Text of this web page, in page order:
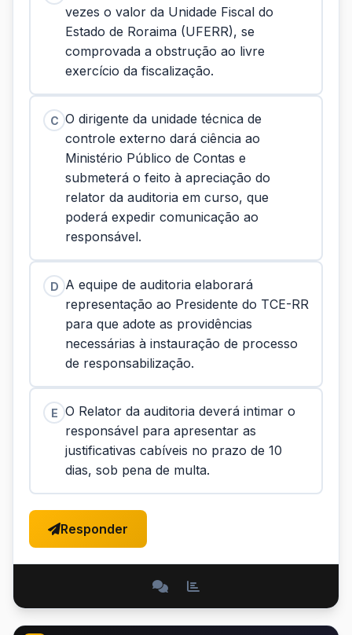
vezes o valor da Unidade Fiscal do
Estado de Roraima (UFERR), se
comprovada a obstrução ao livre
exercício da fiscalização.
C O dirigente da unidade técnica de
controle externo dará ciência ao
Ministério Público de Contas e
submeterá o feito à apreciação do
relator da auditoria em curso, que
poderá expedir comunicação ao
responsável.
D A equipe de auditoria elaborará
representação ao Presidente do TCE-RR
para que adote as providências
necessárias à instauração de processo
de responsabilização.
E O Relator da auditoria deverá intimar o
responsável para apresentar as
justificativas cabíveis no prazo de 10
dias, sob pena de multa.
Responder